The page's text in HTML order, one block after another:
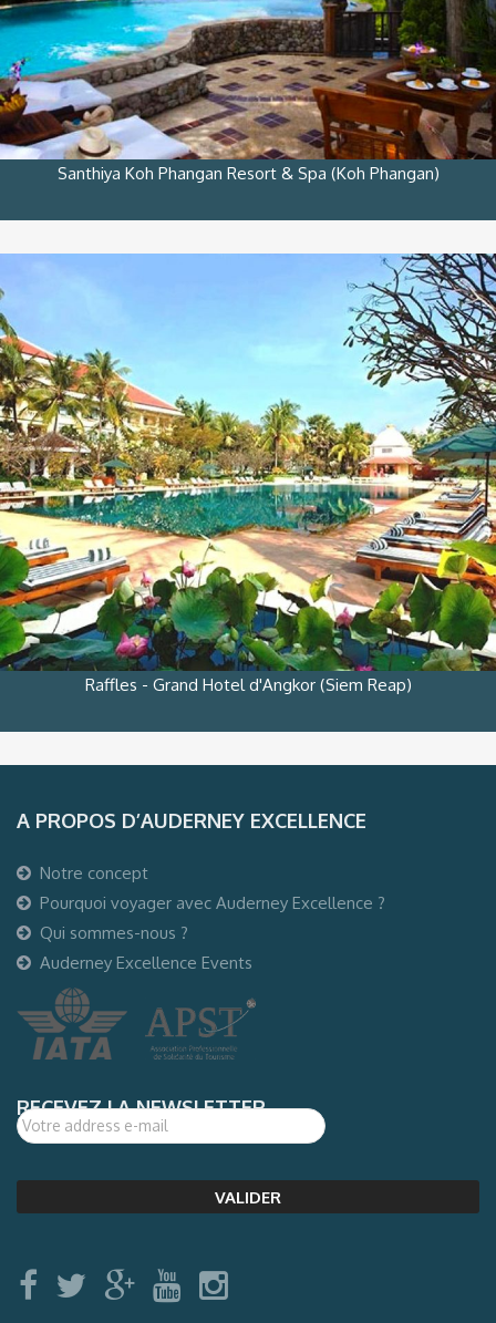
Santhiya Koh Phangan Resort & Spa (Koh Phangan)
Raffles - Grand Hotel d'Angkor (Siem Reap)
A PROPOS D’AUDERNEY EXCELLENCE
Notre concept
Pourquoi voyager avec Auderney Excellence ?
Qui sommes-nous ?
Auderney Excellence Events
RECEVEZ LA NEWSLETTER